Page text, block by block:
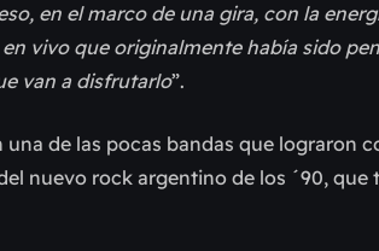
en el marco de una gira, con la
vivo que originalmente había sido
van a disfrutarlo”.
de las pocas bandas que lograron
nuevo rock argentino de los ´90,